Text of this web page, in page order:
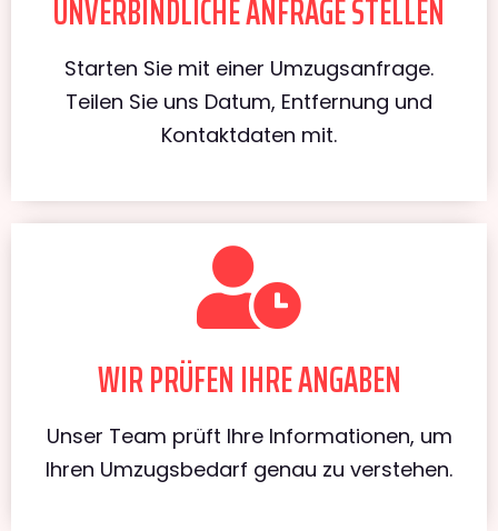
UNVERBINDLICHE ANFRAGE STELLEN
Starten Sie mit einer Umzugsanfrage.
Teilen Sie uns Datum, Entfernung und
Kontaktdaten mit.
WIR PRÜFEN IHRE ANGABEN
Unser Team prüft Ihre Informationen, um
Ihren Umzugsbedarf genau zu verstehen.